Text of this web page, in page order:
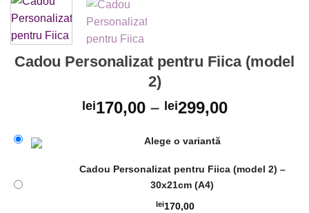
Adaugare
la favorite
Cadou Personalizat pentru Fiica (model
2)
lei170,00– lei299,00
Alege o variantă
Cadou Personalizat pentru Fiica (model 2) –
30x21cm (A4)
lei170,00